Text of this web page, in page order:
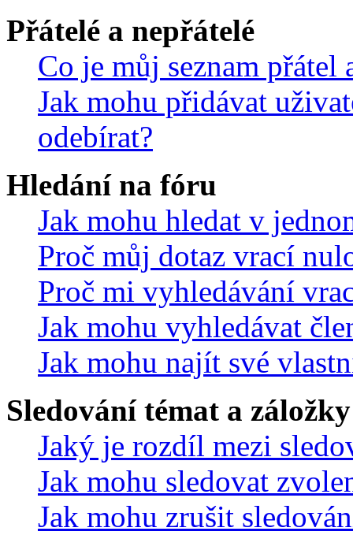
Přátelé a nepřátelé
Co je můj seznam přátel
Jak mohu přidávat
odebírat?
Hledání na fóru
Jak mohu hledat v
Proč můj dotaz vrací
Proč mi vyhledávání
Jak mohu vyhledávat
Jak mohu najít své
Sledování témat a záložky
Jaký je rozdíl mezi
Jak mohu sledovat
Jak mohu zrušit